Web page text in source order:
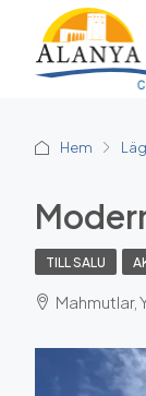
Hem
TILL SALU
Mahmutlar,